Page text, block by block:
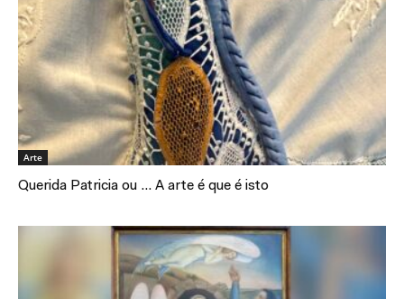
Arte
Querida Patricia ou … A arte é que é isto